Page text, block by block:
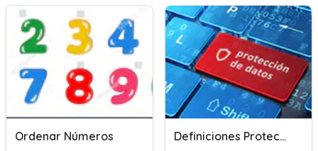
Ordenar Números Definiciones Protección De Datos